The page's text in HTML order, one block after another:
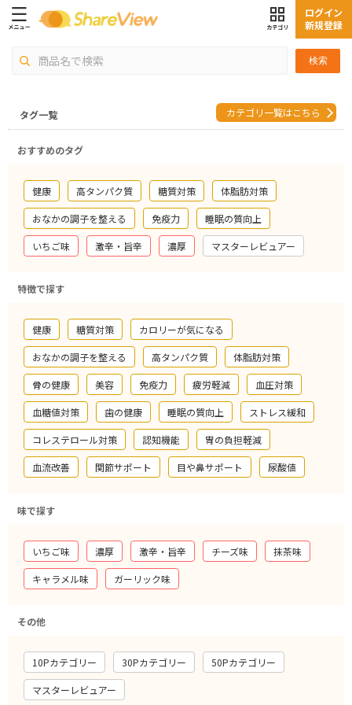
検索
ログイン
新規登録
タグ一覧 カテゴリ一覧はこちら
おすすめのタグ
健康 高タンパク質 糖質対策 体脂肪対策
おなかの調子を整える 免疫力 睡眠の質向上
いちご味 激辛・旨辛 濃厚 マスターレビュアー
特徴で探す
健康 糖質対策 カロリーが気になる
おなかの調子を整える 高タンパク質 体脂肪対策
骨の健康 美容 免疫力 疲労軽減 血圧対策
血糖値対策 歯の健康 睡眠の質向上 ストレス緩和
コレステロール対策 認知機能 胃の負担軽減
血流改善 関節サポート 目や鼻サポート 尿酸値
味で探す
いちご味 濃厚 激辛・旨辛 チーズ味 抹茶味
キャラメル味 ガーリック味
その他
10Pカテゴリー 30Pカテゴリー 50Pカテゴリー
マスターレビュアー